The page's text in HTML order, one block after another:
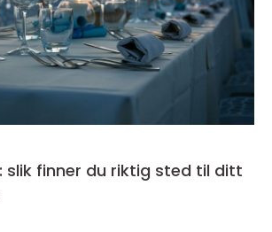
slik finner du riktig sted til ditt